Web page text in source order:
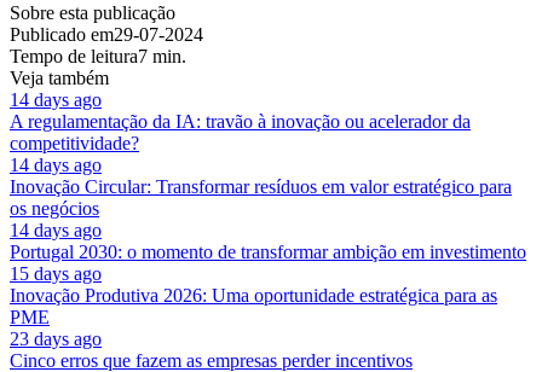
Sobre esta publicação
Publicado em29-07-2024
Tempo de leitura7 min.
Veja também
14 days ago
A regulamentação da IA: travão à inovação ou acelerador da
competitividade?
14 days ago
Inovação Circular: Transformar resíduos em valor estratégico para
os negócios
14 days ago
Portugal 2030: o momento de transformar ambição em investimento
15 days ago
Inovação Produtiva 2026: Uma oportunidade estratégica para as
PME
23 days ago
Cinco erros que fazem as empresas perder incentivos